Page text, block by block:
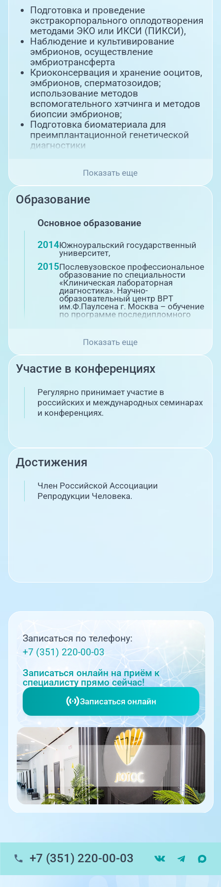
Подготовка и проведение
экстракорпорального оплодотворения
методами ЭКО или ИКСИ (ПИКСИ),
Наблюдение и культивирование
эмбрионов, осуществление
эмбриотрансферта
Криоконсервация и хранение ооцитов,
эмбрионов, сперматозоидов;
использование методов
вспомогательного хэтчинга и методов
биопсии эмбрионов;
Подготовка биоматериала для
преимплантационной генетической
диагностики
Показать еще
Образование
Основное образование
2014Южноуральский государственный
университет,
2015Послевузовское профессиональное
образование по специальности
«Клиническая лабораторная
диагностика». Научно-
образовательный центр ВРТ
им.Ф.Паулсена г. Москва – обучение
по программе последипломного
технологии для эмбриологов с
практическим курсом».
Показать еще
Участие в конференциях
Регулярно принимает участие в
российских и международных семинарах
и конференциях.
Достижения
Член Российской Ассоциации
Репродукции Человека.
Записаться по телефону:
+7 (351) 220-00-03
Записаться онлайн на приём к
специалисту прямо сейчас!
Записаться онлайн
+7 (351) 220-00-03